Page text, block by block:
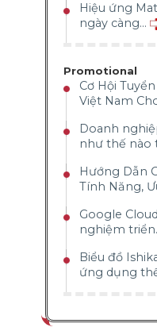
Hiệu ứng
ngày càng...
Promotional
Cơ Hội
Việt Nam
Doanh
như thế nào
Hướng Dẫn
Tính Năng,
Google
nghiệm
Biểu đồ
ứng dụng